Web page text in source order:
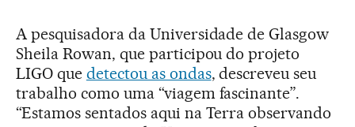
A pesquisadora da Universidade de Glasgow
Sheila Rowan, que participou do projeto
LIGO que detectou as ondas, descreveu seu
trabalho como uma “viagem fascinante”.
“Estamos sentados aqui na Terra observando